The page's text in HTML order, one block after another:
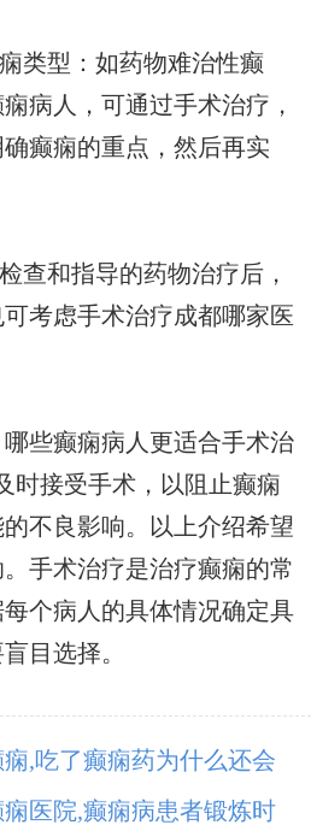
类型：如药物难治性癫
病人，可通过手术治疗，
癫痫的重点，然后再实
查和指导的药物治疗后，
考虑手术治疗成都哪家医
些癫痫病人更适合手术治
时接受手术，以阻止癫痫
不良影响。以上介绍希望
手术治疗是治疗癫痫的常
个病人的具体情况确定具
目选择。
,吃了癫痫药为什么还会
医院,癫痫病患者锻炼时